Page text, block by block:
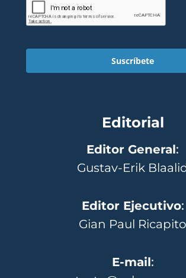
Suscríbete
Editorial
Editor General:
Gustav-Erik
Editor Ejecutivo:
Gian Paul Ricapito
E-mail: